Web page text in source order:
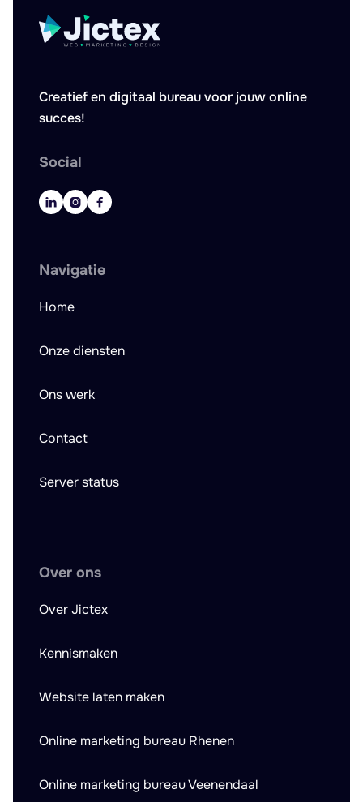
Creatief en digitaal bureau voor jouw online
succes!
Social
  
Navigatie
Home
Onze diensten
Ons werk
Contact
Server status
Over ons
Over Jictex
Kennismaken
Website laten maken
Online marketing bureau Rhenen
Online marketing bureau Veenendaal